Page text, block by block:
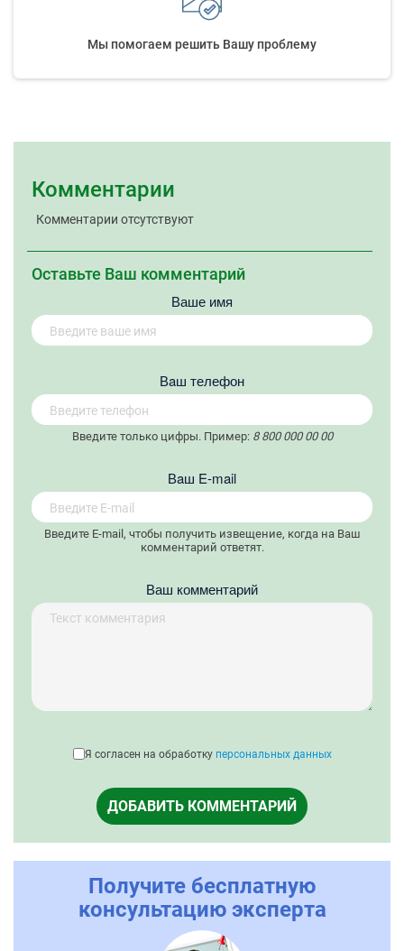
Мы помогаем решить Вашу проблему
Комментарии
Комментарии отсутствуют
Оставьте Ваш комментарий
Ваше имя
Вaш телефон
Введите только цифры. Пример: 8 800 000 00 00
Вaш E-mail
Введите E-mail, чтобы получить извещение, когда на Ваш
комментарий ответят.
Ваш комментарий
Я согласен на обработку персональных данных
ДОБАВИТЬ КОММЕНТАРИЙ
Получите бесплатную
консультацию эксперта